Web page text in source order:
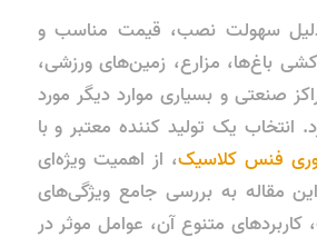
سهولت نصب، قیمت مناسب و
کشی باغ‌ها، مزارع، زمین‌های ورزشی،
صنعتی و بسیاری موارد دیگر مورد
انتخاب یک تولید کننده معتبر و با
فنس کلاسیک، از اهمیت ویژه‌ای
مقاله به بررسی جامع ویژگی‌های
متنوع آن، عوامل موثر در